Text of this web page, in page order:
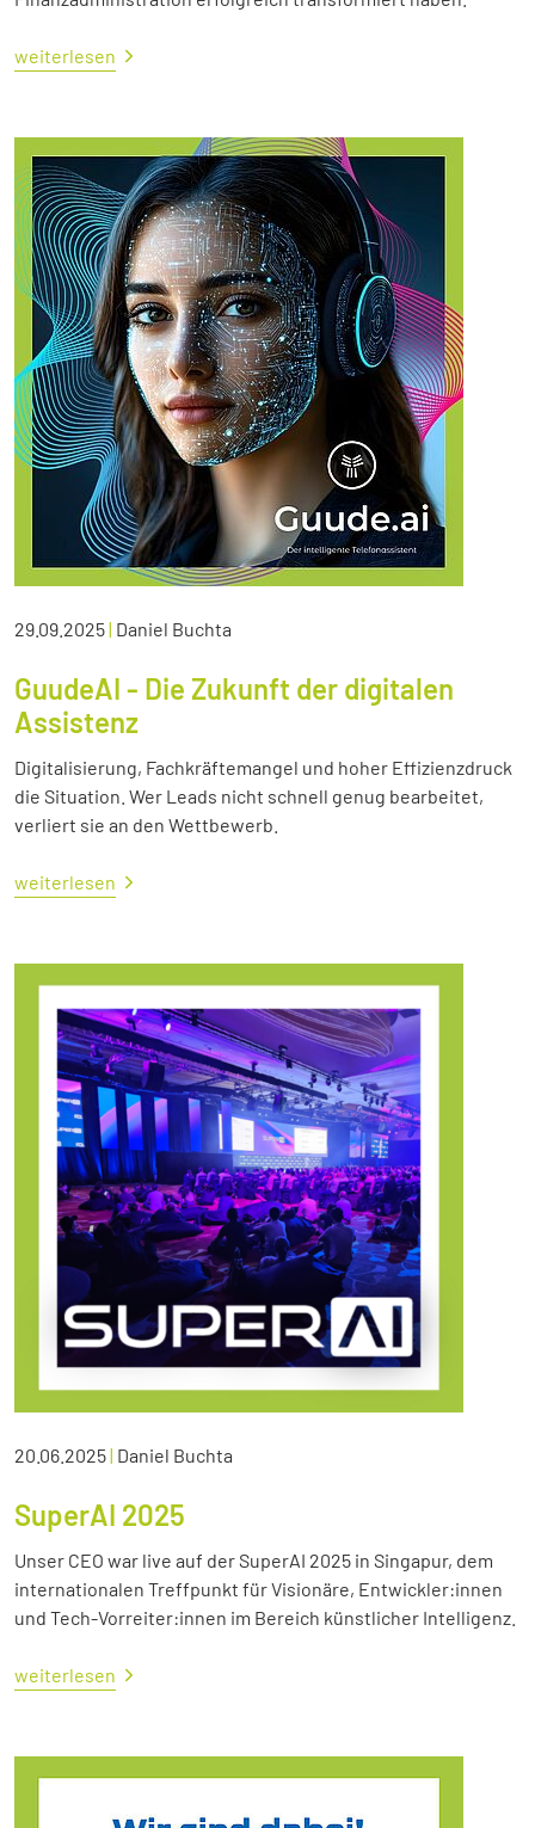
weiterlesen
29.09.2025| Daniel Buchta
GuudeAI - Die Zukunft der digitalen
Assistenz
Digitalisierung, Fachkräftemangel und hoher Effizienzdruck
die Situation. Wer Leads nicht schnell genug bearbeitet,
verliert sie an den Wettbewerb.
weiterlesen
20.06.2025| Daniel Buchta
SuperAI 2025
Unser CEO war live auf der SuperAI 2025 in Singapur, dem
internationalen Treffpunkt für Visionäre, Entwickler:innen
und Tech-Vorreiter:innen im Bereich künstlicher Intelligenz.
weiterlesen